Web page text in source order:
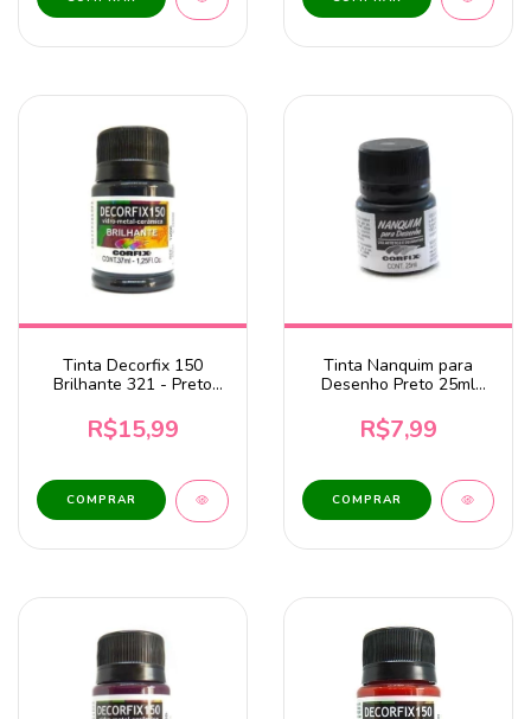
Tinta Decorfix 150
Brilhante 321 - Preto
R$15,99
Tinta Nanquim para
Desenho Preto 25ml
R$7,99